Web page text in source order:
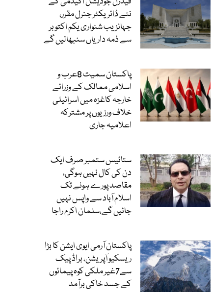
نئے ڈائریکٹر جنرل مقرر،
جہانزیب شنواری یکم اکتوبر
سے ذمہ داریاں سنبھالیں گے
پاکستان سمیت 8عرب و
اسلامی ممالک کے وزرائے
خارجہ کاغزہ میں اسرائیلی
خلاف ورزیوں پر مشترکہ
اعلامیہ جاری
ستائیس ستمبر صرف ایک
دن کی کال نہیں ہوگی،
مقاصد پورے ہونے تک
اسلام آباد سے واپس نہیں
جائیں گے،سلمان اکرم راجا
پاکستان آرمی ایوی ایشن کا بڑا
ریسکیو آپریشن، براڈ پیک
سے7غیر ملکی کوہ پیمائوں
کے جسد خاکی برآمد